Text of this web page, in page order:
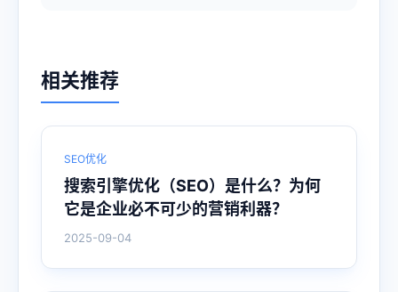
相关推荐
SEO优化
搜索引擎优化（SEO）是什么？为何
它是企业必不可少的营销利器？
2025-09-04